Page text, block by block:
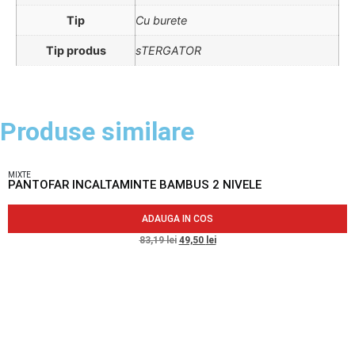
Tip Cu burete
Tip produs sTERGATOR
Produse similare
MIXTE
PANTOFAR INCALTAMINTE BAMBUS 2 NIVELE
ADAUGA IN COS
83,19lei 49,50 lei